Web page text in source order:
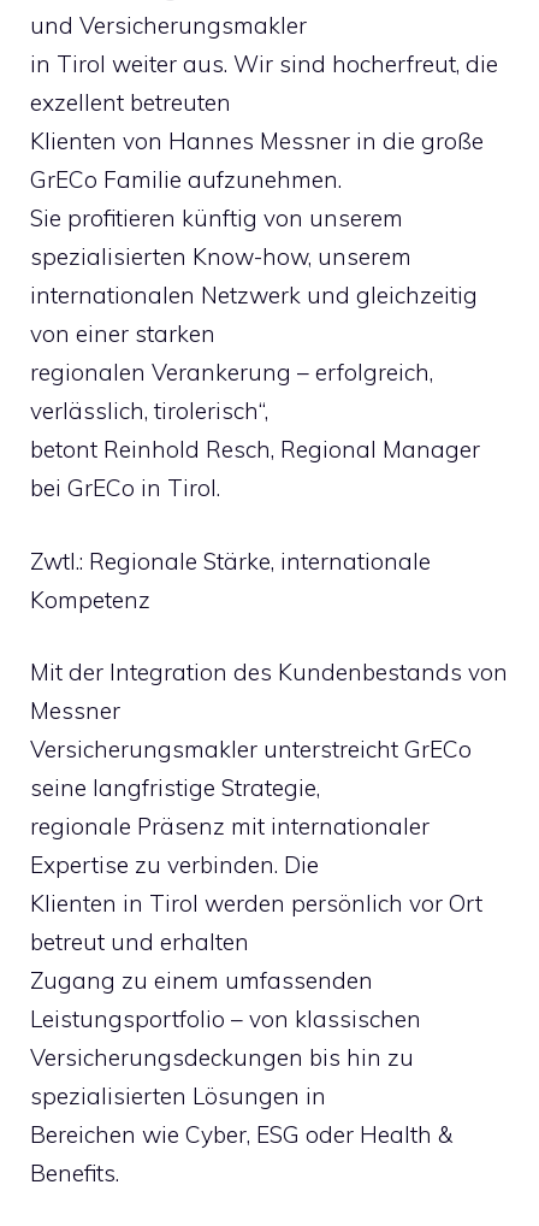
und Versicherungsmakler
in Tirol weiter aus. Wir sind hocherfreut, die
exzellent betreuten
Klienten von Hannes Messner in die große
GrECo Familie aufzunehmen.
Sie profitieren künftig von unserem
spezialisierten Know-how, unserem
internationalen Netzwerk und gleichzeitig
von einer starken
regionalen Verankerung – erfolgreich,
verlässlich, tirolerisch“,
betont Reinhold Resch, Regional Manager
bei GrECo in Tirol.
Zwtl.: Regionale Stärke, internationale
Kompetenz
Mit der Integration des Kundenbestands von
Messner
Versicherungsmakler unterstreicht GrECo
seine langfristige Strategie,
regionale Präsenz mit internationaler
Expertise zu verbinden. Die
Klienten in Tirol werden persönlich vor Ort
betreut und erhalten
Zugang zu einem umfassenden
Leistungsportfolio – von klassischen
Versicherungsdeckungen bis hin zu
spezialisierten Lösungen in
Bereichen wie Cyber, ESG oder Health &
Benefits.